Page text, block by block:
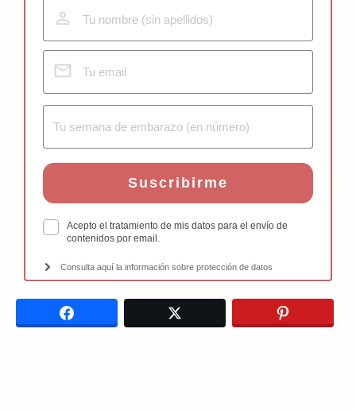
Suscribirme
Acepto el tratamiento de mis datos para el envío de
contenidos por email.
Consulta aquí la información sobre protección de datos